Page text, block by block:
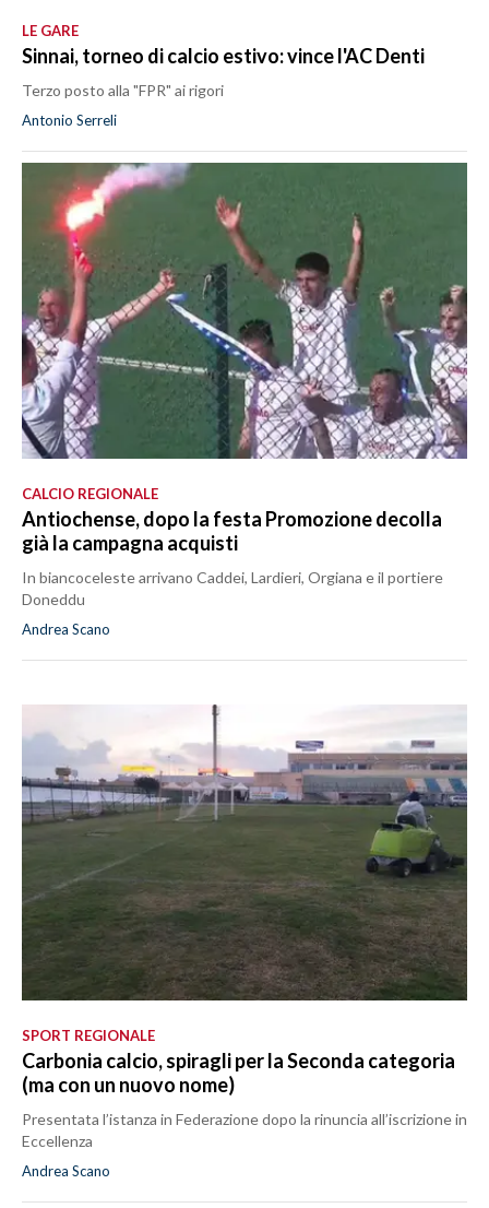
LE GARE
Sinnai, torneo di calcio estivo: vince l'AC Denti
Terzo posto alla "FPR" ai rigori
Antonio Serreli
CALCIO REGIONALE
Antiochense, dopo la festa Promozione decolla
già la campagna acquisti
In biancoceleste arrivano Caddei, Lardieri, Orgiana e il portiere
Doneddu
Andrea Scano
SPORT REGIONALE
Carbonia calcio, spiragli per la Seconda categoria
(ma con un nuovo nome)
Presentata l’istanza in Federazione dopo la rinuncia all’iscrizione in
Eccellenza
Andrea Scano